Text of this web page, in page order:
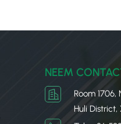
NEEM
Room
Huli District,